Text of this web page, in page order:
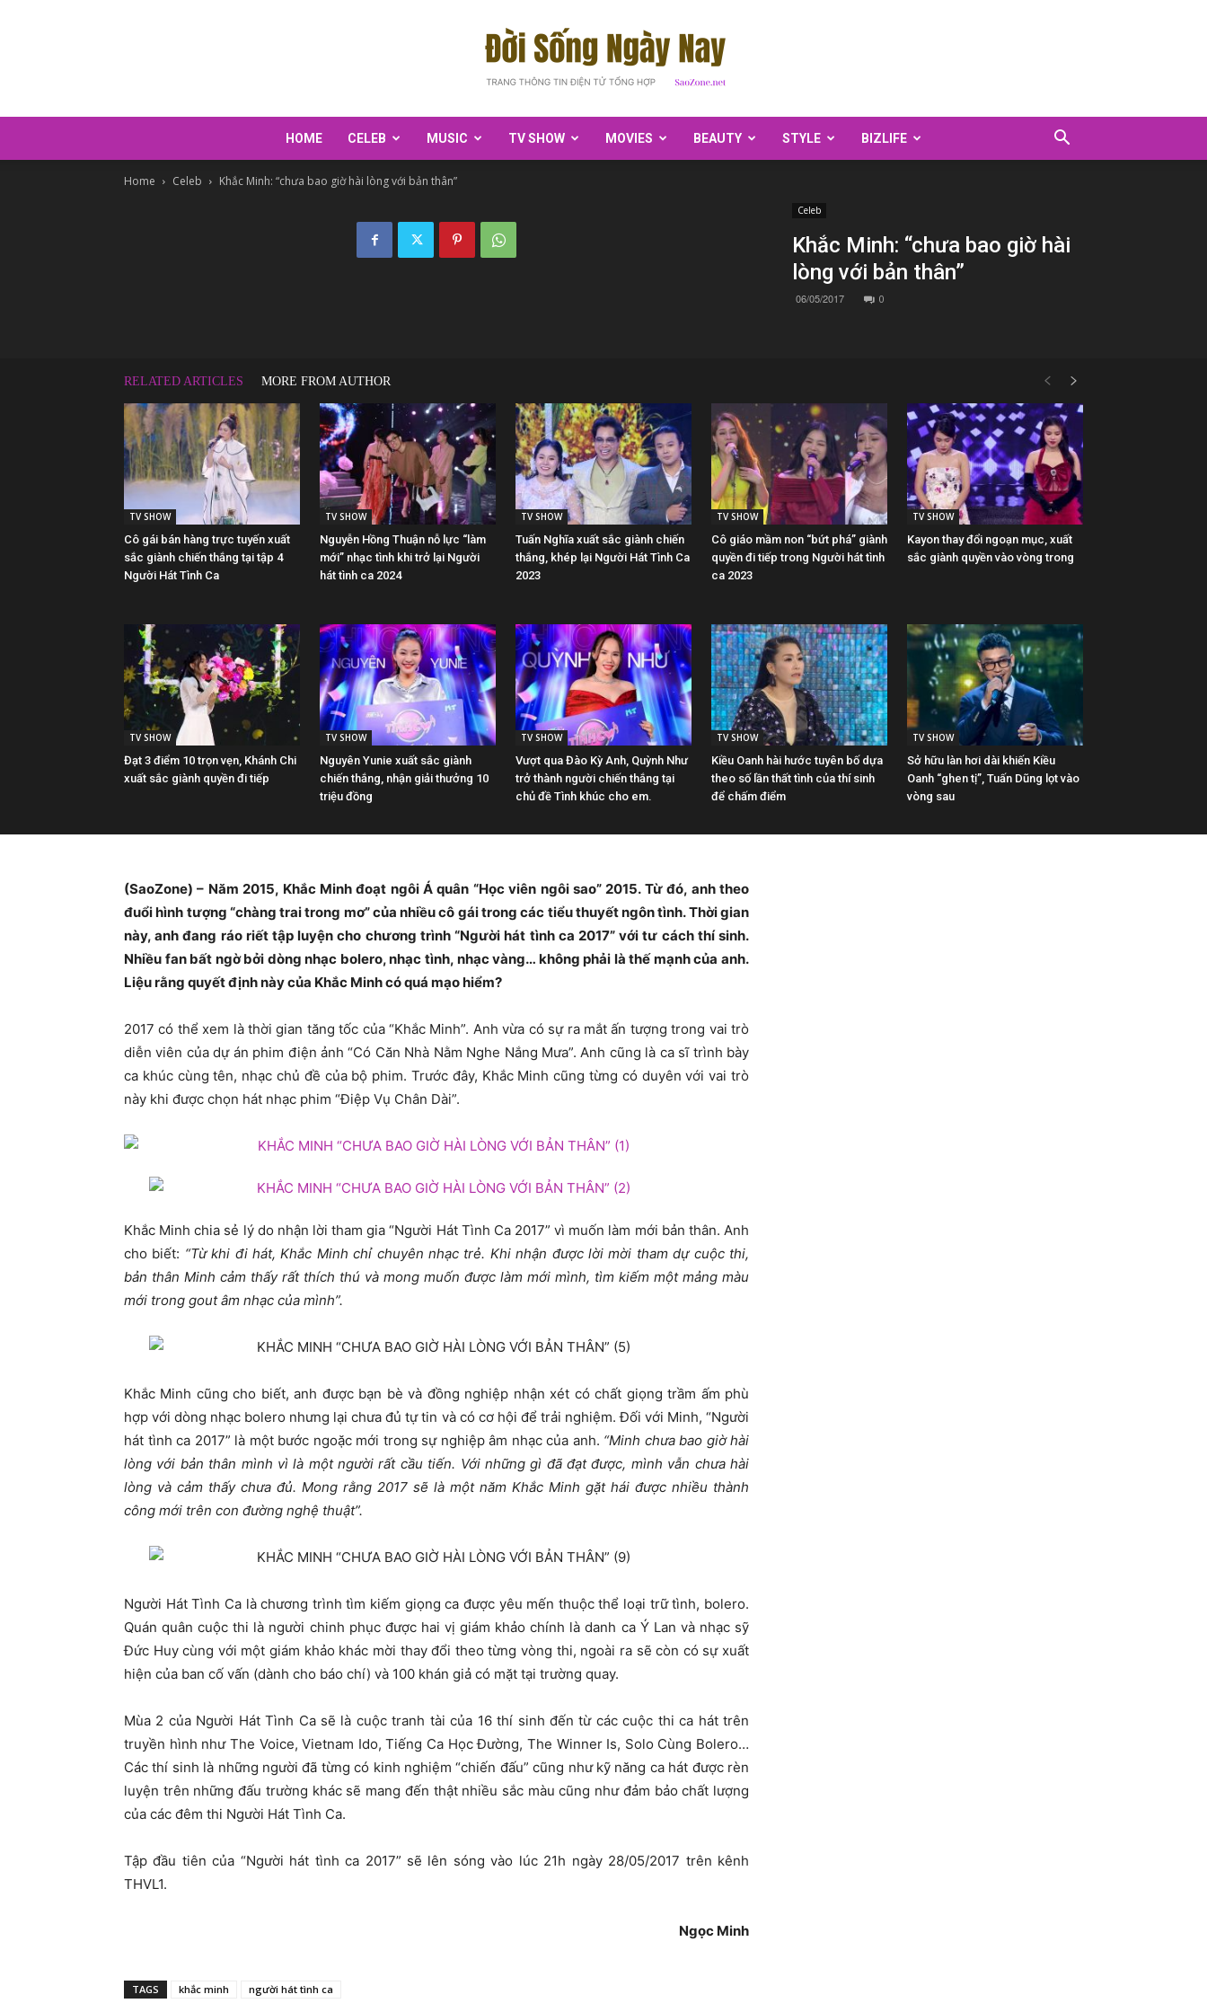
HOME CELEB MUSIC TV SHOW MOVIES BEAUTY STYLE BIZLIFE
Home Celeb Khắc Minh: “chưa bao giờ hài lòng với bản thân”
Celeb
Khắc Minh: “chưa bao giờ hài
lòng với bản thân”
06/05/2017 0
RELATED ARTICLES MORE FROM AUTHOR
TV SHOW
Cô gái bán hàng trực tuyến xuất
sắc giành chiến thắng tại tập 4
Người Hát Tình Ca
TV SHOW
Nguyễn Hồng Thuận nỗ lực “làm
mới” nhạc tình khi trở lại Người
hát tình ca 2024
TV SHOW
Tuấn Nghĩa xuất sắc giành chiến
thắng, khép lại Người Hát Tình Ca
2023
TV SHOW
Cô giáo mầm non “bứt phá” giành
quyền đi tiếp trong Người hát tình
ca 2023
TV SHOW
Kayon thay đổi ngoạn mục, xuất
sắc giành quyền vào vòng trong
TV SHOW
Đạt 3 điểm 10 trọn vẹn, Khánh Chi
xuất sắc giành quyền đi tiếp
TV SHOW
Nguyên Yunie xuất sắc giành
chiến thắng, nhận giải thưởng 10
triệu đồng
TV SHOW
Vượt qua Đào Kỳ Anh, Quỳnh Như
trở thành người chiến thắng tại
chủ đề Tình khúc cho em.
TV SHOW
Kiều Oanh hài hước tuyên bố dựa
theo số lần thất tình của thí sinh
để chấm điểm
TV SHOW
Sở hữu làn hơi dài khiến Kiều
Oanh “ghen tị”, Tuấn Dũng lọt vào
vòng sau
(SaoZone) – Năm 2015, Khắc Minh đoạt ngôi Á quân “Học viên ngôi sao” 2015. Từ đó, anh theo
đuổi hình tượng “chàng trai trong mơ” của nhiều cô gái trong các tiểu thuyết ngôn tình. Thời gian
này, anh đang ráo riết tập luyện cho chương trình “Người hát tình ca 2017” với tư cách thí sinh.
Nhiều fan bất ngờ bởi dòng nhạc bolero, nhạc tình, nhạc vàng… không phải là thế mạnh của anh.
Liệu rằng quyết định này của Khắc Minh có quá mạo hiểm?
2017 có thể xem là thời gian tăng tốc của “Khắc Minh”. Anh vừa có sự ra mắt ấn tượng trong vai trò
diễn viên của dự án phim điện ảnh “Có Căn Nhà Nằm Nghe Nắng Mưa”. Anh cũng là ca sĩ trình bày
ca khúc cùng tên, nhạc chủ đề của bộ phim. Trước đây, Khắc Minh cũng từng có duyên với vai trò
này khi được chọn hát nhạc phim “Điệp Vụ Chân Dài”.
Khắc Minh chia sẻ lý do nhận lời tham gia “Người Hát Tình Ca 2017” vì muốn làm mới bản thân. Anh
cho biết: “Từ khi đi hát, Khắc Minh chỉ chuyên nhạc trẻ. Khi nhận được lời mời tham dự cuộc thi,
bản thân Minh cảm thấy rất thích thú và mong muốn được làm mới mình, tìm kiếm một mảng màu
mới trong gout âm nhạc của mình”.
Khắc Minh cũng cho biết, anh được bạn bè và đồng nghiệp nhận xét có chất giọng trầm ấm phù
hợp với dòng nhạc bolero nhưng lại chưa đủ tự tin và có cơ hội để trải nghiệm. Đối với Minh, “Người
hát tình ca 2017” là một bước ngoặc mới trong sự nghiệp âm nhạc của anh. “Minh chưa bao giờ hài
lòng với bản thân mình vì là một người rất cầu tiến. Với những gì đã đạt được, mình vẫn chưa hài
lòng và cảm thấy chưa đủ. Mong rằng 2017 sẽ là một năm Khắc Minh gặt hái được nhiều thành
công mới trên con đường nghệ thuật”.
Người Hát Tình Ca là chương trình tìm kiếm giọng ca được yêu mến thuộc thể loại trữ tình, bolero.
Quán quân cuộc thi là người chinh phục được hai vị giám khảo chính là danh ca Ý Lan và nhạc sỹ
Đức Huy cùng với một giám khảo khác mời thay đổi theo từng vòng thi, ngoài ra sẽ còn có sự xuất
hiện của ban cố vấn (dành cho báo chí) và 100 khán giả có mặt tại trường quay.
Mùa 2 của Người Hát Tình Ca sẽ là cuộc tranh tài của 16 thí sinh đến từ các cuộc thi ca hát trên
truyền hình như The Voice, Vietnam Ido, Tiếng Ca Học Đường, The Winner Is, Solo Cùng Bolero…
Các thí sinh là những người đã từng có kinh nghiệm “chiến đấu” cũng như kỹ năng ca hát được rèn
luyện trên những đấu trường khác sẽ mang đến thật nhiều sắc màu cũng như đảm bảo chất lượng
của các đêm thi Người Hát Tình Ca.
Tập đầu tiên của “Người hát tình ca 2017” sẽ lên sóng vào lúc 21h ngày 28/05/2017 trên kênh
THVL1.
Ngọc Minh
TAGS khắc minh người hát tình ca